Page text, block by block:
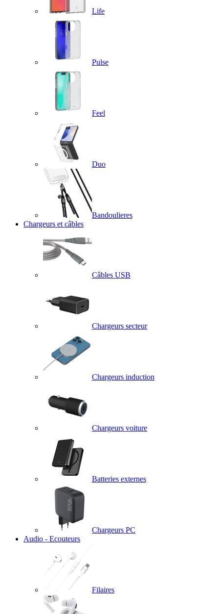
Life
Pulse
Feel
Duo
Bandoulieres
Chargeurs et câbles
Câbles USB
Chargeurs secteur
Chargeurs induction
Chargeurs voiture
Batteries externes
Chargeurs PC
Audio - Ecouteurs
Filaires